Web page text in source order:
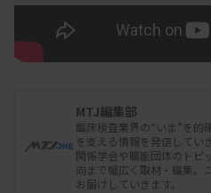
救急医療・災害医療
の二刀流
今回のゲスト
MTJ編集部
臨床検査業界の“いま”を的
を支える情報を発信してい
関係学会や職能団体のトピ
向まで幅広く取材・編集。
お届けしていきます。